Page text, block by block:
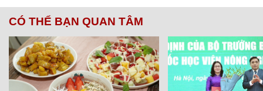
CÓ THỂ BẠN QUAN TÂM